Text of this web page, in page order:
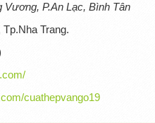
P.An Lạc, Bình Tân
Trang.
cuathepvango19